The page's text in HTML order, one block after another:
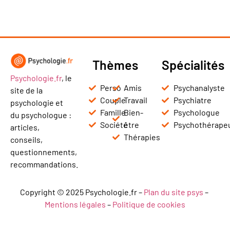
Psychologie.fr, le
site de la
psychologie et
du psychologue :
articles,
conseils,
questionnements,
recommandations.
Thèmes
Perso
Couple
Famille
Société
Amis
Travail
Bien-
être
Thérapies
Spécialités
Psychanalyste
Psychiatre
Psychologue
Copyright © 2025 Psychologie.fr – Plan du site psys –
Mentions légales – Politique de cookies